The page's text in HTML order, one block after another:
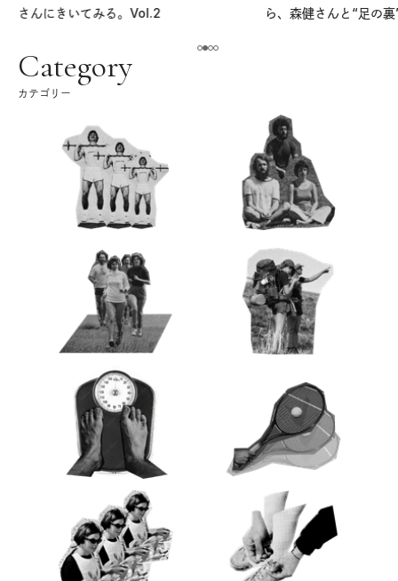
さんにきいてみる。Vol.2
ら、森健さんと“足の
Category
カテゴリー